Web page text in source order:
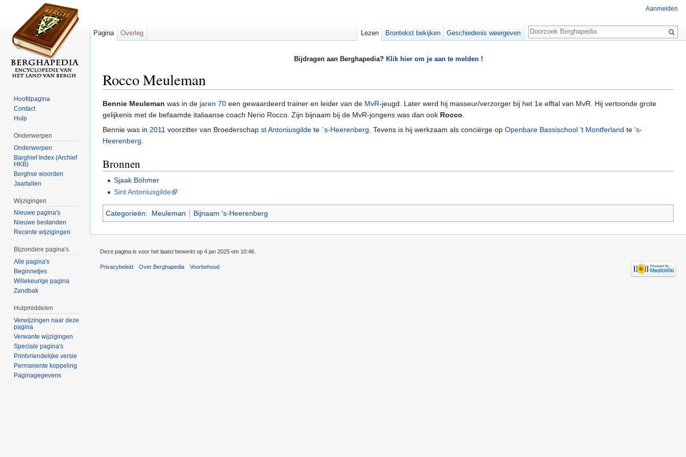
Bijdragen aan Berghapedia? Klik hier om je aan te melden !
Rocco Meuleman
Bennie Meuleman was in de jaren 70 een gewaardeerd trainer en leider van de MvR-jeugd. Later werd hij masseur/verzorger bij het 1e elftal van MvR. Hij vertoonde grote
gelijkenis met de befaamde italiaanse coach Nerio Rocco. Zijn bijnaam bij de MvR-jongens was dan ook Rocco.
Bennie was in 2011 voorzitter van Broederschap st Antoniusgilde te `s-Heerenberg. Tevens is hij werkzaam als conciërge op Openbare Bassischool 't Montferland te 's-
Heerenberg.
Bronnen
Sjaak Böhmer
Sint Antoniusgilde
Categorieën: Meuleman Bijnaam 's-Heerenberg
Aanmelden
Pagina Overleg Lezen Brontekst bekijken Geschiedenis weergeven
Zoeken
Hoofdpagina
Contact
Hulp
Onderwerpen
Onderwerpen
Barghief Index (Archief
HKB)
Berghse woorden
Jaartallen
Wijzigingen
Nieuwe pagina's
Nieuwe bestanden
Recente wijzigingen
Bijzondere pagina's
Alle pagina's
Beginnetjes
Willekeurige pagina
Zandbak
Hulpmiddelen
Verwijzingen naar deze
pagina
Verwante wijzigingen
Speciale pagina's
Printvriendelijke versie
Permanente koppeling
Paginagegevens
Deze pagina is voor het laatst bewerkt op 4 jan 2025 om 10:46.
Privacybeleid Over Berghapedia Voorbehoud